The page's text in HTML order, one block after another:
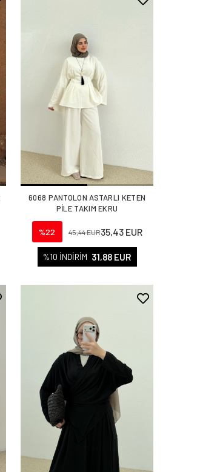
6068 PANTOLON ASTARLI KETEN
PİLE TAKIM EKRU
%22 45,44 EUR35,43 EUR
%10 İNDİRİM 31,88 EUR